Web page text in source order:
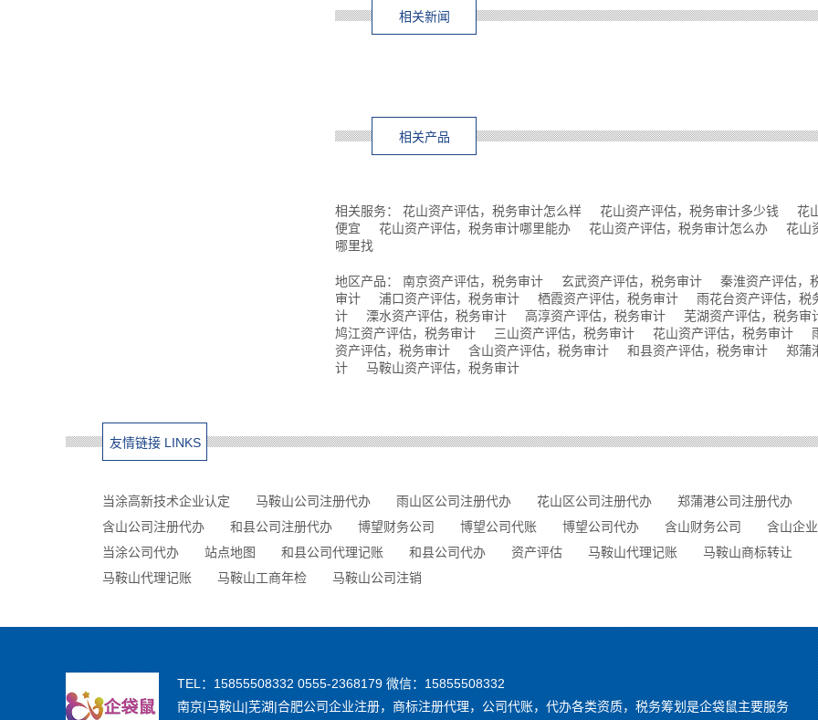
相关新闻
相关产品
相关服务： 花山资产评估，税务审计怎么样 花山资产评估，税务审计多少钱
花
便宜
花山资产评估，税务审计哪里能办 花山资产评估，税务审计怎么办
花山
哪里找
地区产品： 南京资产评估，税务审计 玄武资产评估，税务审计
秦淮资产评估，
审计
浦口资产评估，税务审计 栖霞资产评估，税务审计
雨花台资产评估，税
计
溧水资产评估，税务审计 高淳资产评估，税务审计
芜湖资产评估，税务审
鸠江资产评估，税务审计
三山资产评估，税务审计 花山资产评估，税务审计
资产评估，税务审计
含山资产评估，税务审计 和县资产评估，税务审计
郑蒲
计
马鞍山资产评估，税务审计
友情链接 LINKS
当涂高新技术企业认定 马鞍山公司注册代办 雨山区公司注册代办 花山区公司注册代办
郑蒲港公司注册代办
含山公司注册代办
和县公司注册代办 博望财务公司 博望公司代账 博望公司代办 含山财务公司
含山企
当涂公司代办
站点地图 和县公司代理记账 和县公司代办 资产评估 马鞍山代理记账
马鞍山商标转让
马鞍山代理记账
马鞍山工商年检 马鞍山公司注销
TEL：15855508332 0555-2368179 微信：15855508332
南京|马鞍山|芜湖|合肥公司企业注册，商标注册代理，公司代账，代办各类资质，税务筹划是企袋鼠主要服务